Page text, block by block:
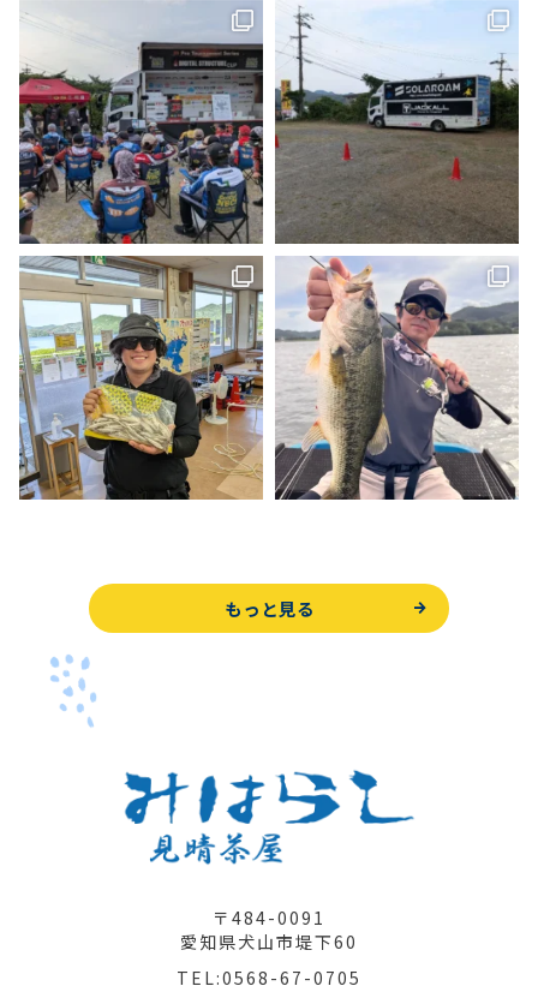
もっと見る
〒484-0091
愛知県犬山市堤下60
TEL:0568-67-0705